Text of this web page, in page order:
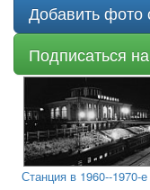
Добавить фото
Подписаться
Станция в 1960--1970-е